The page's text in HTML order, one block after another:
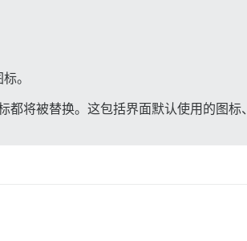
。
都将被替换。这包括界面默认使用的图